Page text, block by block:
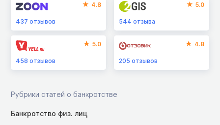
4.8
437 отзывов
5.0
544отзыва
5.0
458 отзывов
4.8
205отзывов
Рубрики статей о банкротстве
Банкротство физ. лиц